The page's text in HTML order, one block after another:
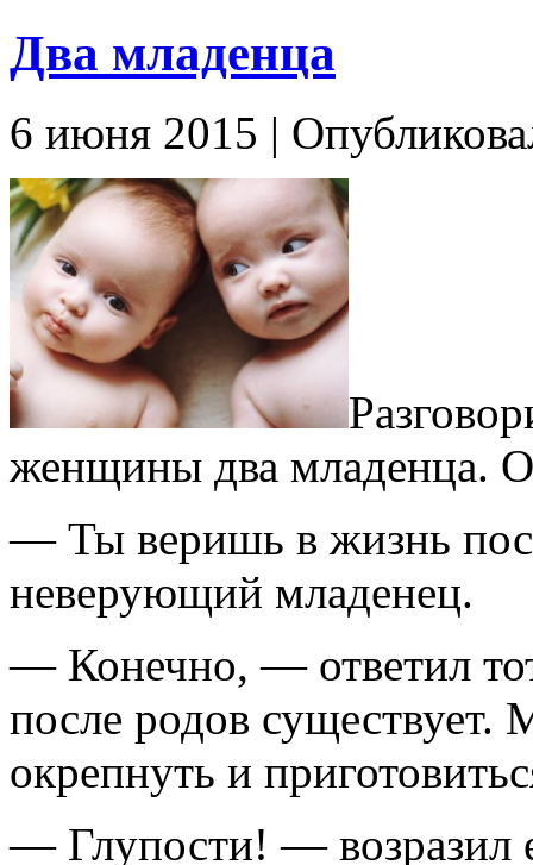
Два младенца
6 июня 2015 |
женщины два младенца.
— Ты веришь в жизнь
неверующий младенец.
— Конечно, — ответил
после родов существует.
окрепнуть и
— Глупости! — возразил